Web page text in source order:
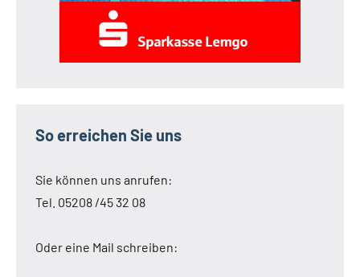
So erreichen Sie uns
Sie können uns anrufen:
Tel. 05208 /45 32 08
Oder eine Mail schreiben: